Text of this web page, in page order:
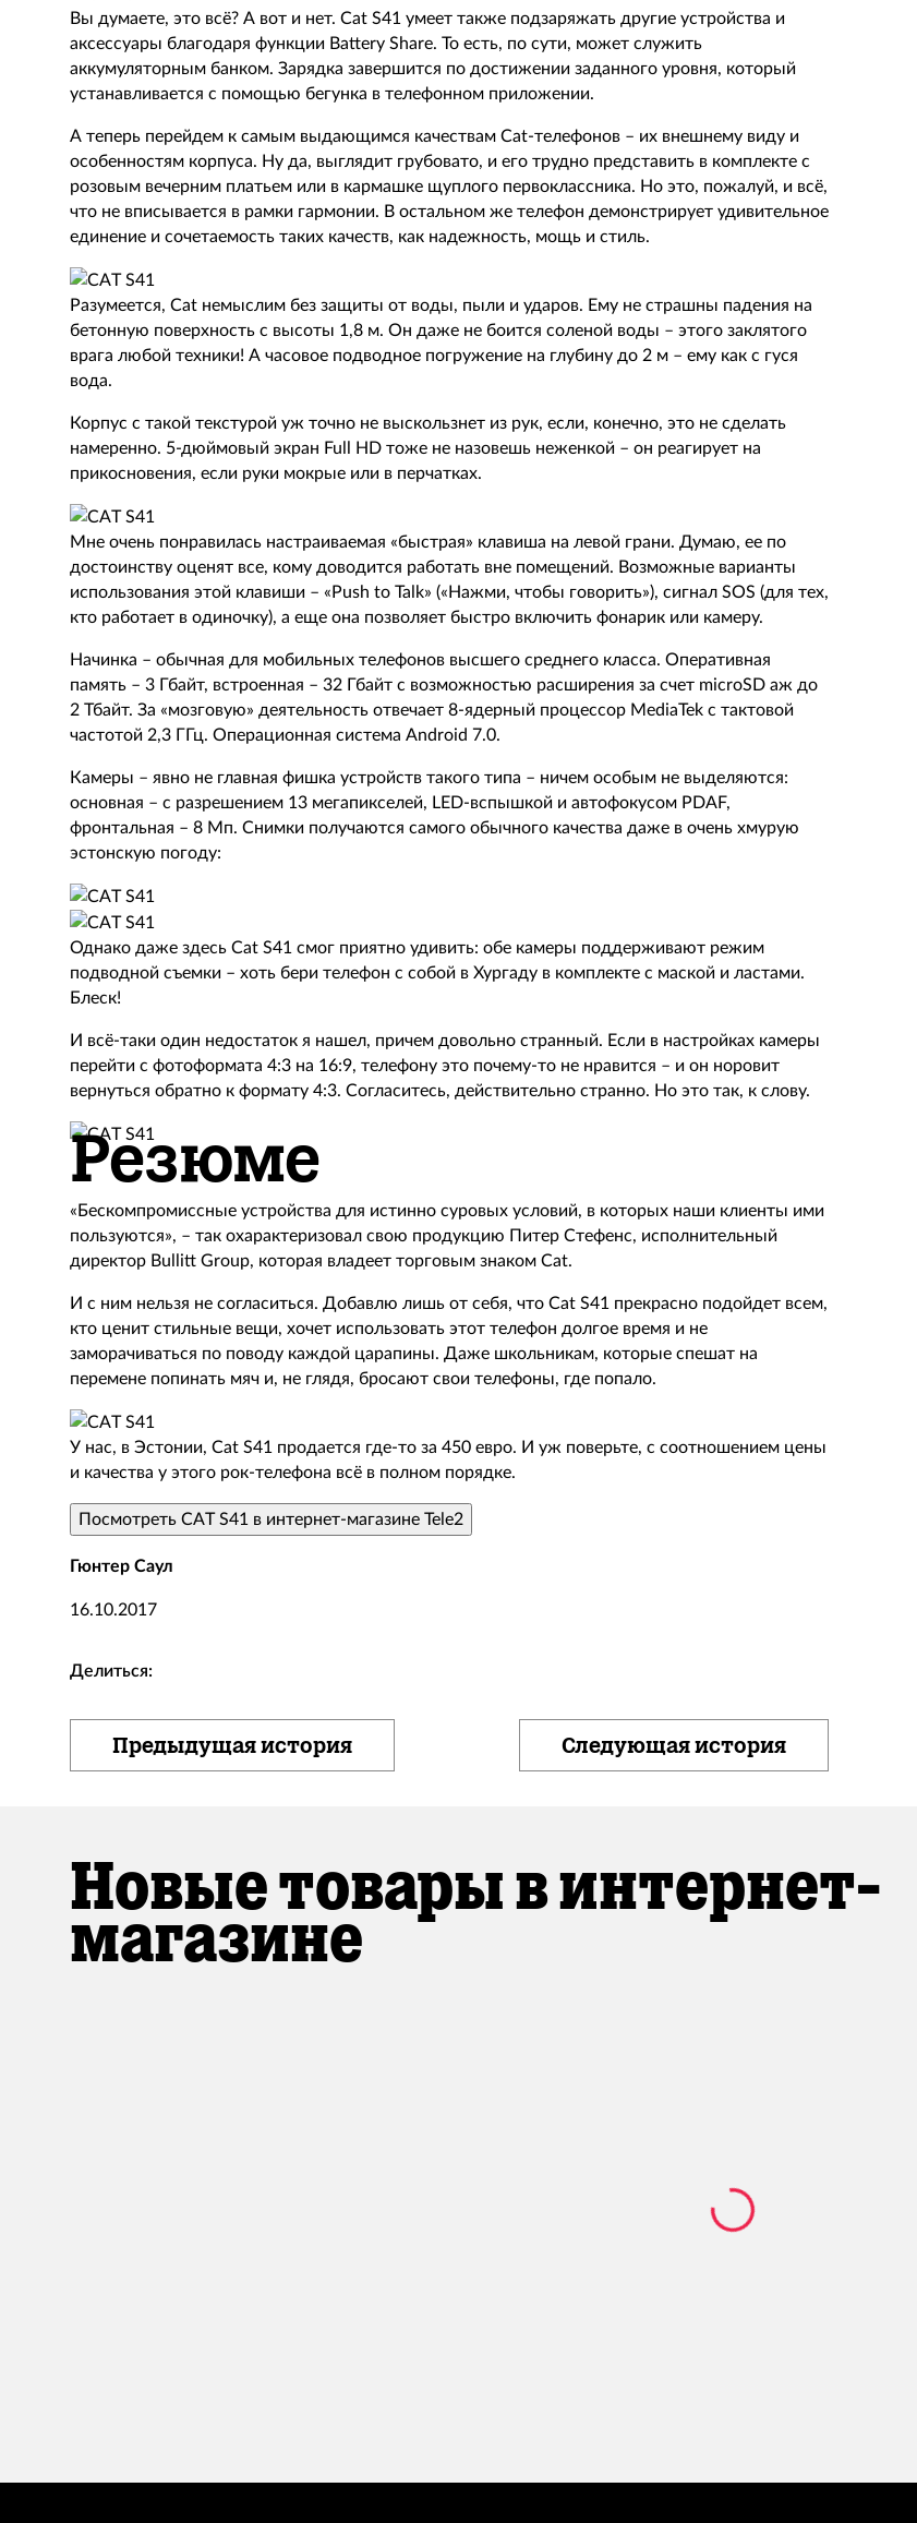
Вы думаете, это всё? А вот и нет. Cat S41 умеет также подзаряжать другие устройства и
аксессуары благодаря функции Battery Share. То есть, по сути, может служить
аккумуляторным банком. Зарядка завершится по достижении заданного уровня, который
устанавливается с помощью бегунка в телефонном приложении.
А теперь перейдем к самым выдающимся качествам Cat-телефонов – их внешнему виду и
особенностям корпуса. Ну да, выглядит грубовато, и его трудно представить в комплекте с
розовым вечерним платьем или в кармашке щуплого первоклассника. Но это, пожалуй, и всё,
что не вписывается в рамки гармонии. В остальном же телефон демонстрирует удивительное
единение и сочетаемость таких качеств, как надежность, мощь и стиль.
Разумеется, Cat немыслим без защиты от воды, пыли и ударов. Ему не страшны падения на
бетонную поверхность с высоты 1,8 м. Он даже не боится соленой воды – этого заклятого
врага любой техники! А часовое подводное погружение на глубину до 2 м – ему как с гуся
вода.
Корпус с такой текстурой уж точно не выскользнет из рук, если, конечно, это не сделать
намеренно. 5-дюймовый экран Full HD тоже не назовешь неженкой – он реагирует на
прикосновения, если руки мокрые или в перчатках.
Мне очень понравилась настраиваемая «быстрая» клавиша на левой грани. Думаю, ее по
достоинству оценят все, кому доводится работать вне помещений. Возможные варианты
использования этой клавиши – «Push to Talk» («Нажми, чтобы говорить»), сигнал SOS (для тех,
кто работает в одиночку), а еще она позволяет быстро включить фонарик или камеру.
Начинка – обычная для мобильных телефонов высшего среднего класса. Оперативная
память – 3 Гбайт, встроенная – 32 Гбайт с возможностью расширения за счет microSD аж до
2 Тбайт. За «мозговую» деятельность отвечает 8-ядерный процессор MediaTek с тактовой
частотой 2,3 ГГц. Операционная система Android 7.0.
Камеры – явно не главная фишка устройств такого типа – ничем особым не выделяются:
основная – с разрешением 13 мегапикселей, LED-вспышкой и автофокусом PDAF,
фронтальная – 8 Мп. Снимки получаются самого обычного качества даже в очень хмурую
эстонскую погоду:
Однако даже здесь Cat S41 смог приятно удивить: обе камеры поддерживают режим
подводной съемки – хоть бери телефон с собой в Хургаду в комплекте с маской и ластами.
Блеск!
И всё-таки один недостаток я нашел, причем довольно странный. Если в настройках камеры
перейти с фотоформата 4:3 на 16:9, телефону это почему-то не нравится – и он норовит
вернуться обратно к формату 4:3. Согласитесь, действительно странно. Но это так, к слову.
Резюме
«Бескомпромиссные устройства для истинно суровых условий, в которых наши клиенты ими
пользуются», – так охарактеризовал свою продукцию Питер Стефенс, исполнительный
директор Bullitt Group, которая владеет торговым знаком Cat.
И с ним нельзя не согласиться. Добавлю лишь от себя, что Cat S41 прекрасно подойдет всем,
кто ценит стильные вещи, хочет использовать этот телефон долгое время и не
заморачиваться по поводу каждой царапины. Даже школьникам, которые спешат на
перемене попинать мяч и, не глядя, бросают свои телефоны, где попало.
У нас, в Эстонии, Cat S41 продается где-то за 450 евро. И уж поверьте, с соотношением цены
и качества у этого рок-телефона всё в полном порядке.
Посмотреть CAT S41 в интернет-магазине Tele2
Гюнтер Саул
16.10.2017
Делиться:
Предыдущая история Следующая история
Новые товары в интернет-
магазине